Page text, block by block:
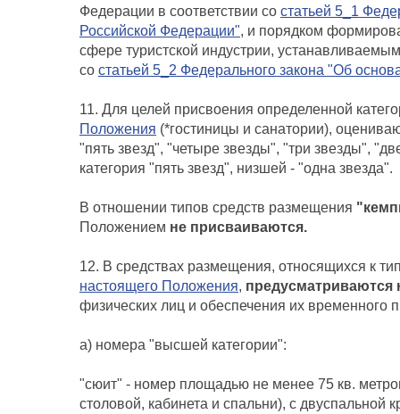
Федерации в соответствии со статьей 5_1
Российской Федерации", и порядком
сфере туристской индустрии,
со статьей 5_2 Федерального закона "Об
11. Для целей присвоения определенной
Положения (*гостиницы и санатории),
"пять звезд", "четыре звезды", "три звезды",
категория "пять звезд", низшей - "одна звезда".
В отношении типов средств размещения
Положением не присваиваются.
12. В средствах размещения, относящихся к
настоящего Положения, предусматриваются
физических лиц и обеспечения их временного
а) номера "высшей категории":
"сюит" - номер площадью не менее 75 кв.
столовой, кабинета и спальни), с